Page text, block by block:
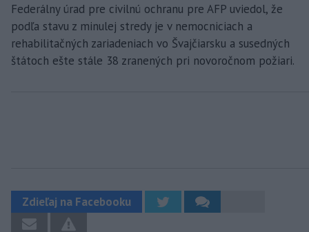
Federálny úrad pre civilnú ochranu pre AFP uviedol, že
podľa stavu z minulej stredy je v nemocniciach a
rehabilitačných zariadeniach vo Švajčiarsku a susedných
štátoch ešte stále 38 zranených pri novoročnom požiari.
Zdieľaj na Facebooku